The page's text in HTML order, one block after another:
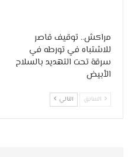
مراكش.. توقيف قاصر
للاشتباه في تورطه في
سرقة تحت التهديد بالسلاح
الأبيض
السابق التالي